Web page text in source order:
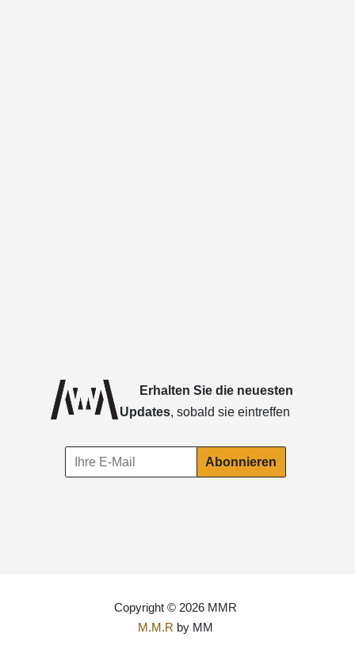
Erhalten Sie die neuesten
Updates, sobald sie eintreffen
Copyright © 2026 MMR
M.M.R by MM